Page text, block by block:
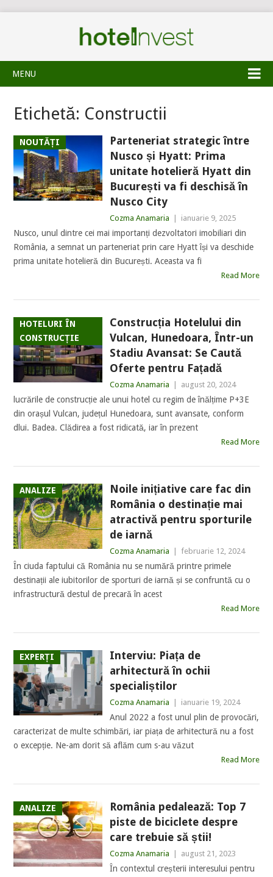
MENU
Etichetă: Constructii
NOUTĂȚI
Parteneriat strategic între
Nusco și Hyatt: Prima
unitate hotelieră Hyatt din
București va fi deschisă în
Nusco City
Cozma Anamaria ianuarie 9, 2025
Nusco, unul dintre cei mai importanți dezvoltatori imobiliari din
România, a semnat un parteneriat prin care Hyatt își va deschide
prima unitate hotelieră din București. Aceasta va fi
Read More
HOTELURI ÎN
CONSTRUCȚIE
Construcția Hotelului din
Vulcan, Hunedoara, Într-un
Stadiu Avansat: Se Caută
Oferte pentru Fațadă
Cozma Anamaria august 20, 2024
lucrările de construcție ale unui hotel cu regim de înălțime P+3E
din orașul Vulcan, județul Hunedoara, sunt avansate, conform
dlui. Badea. Clădirea a fost ridicată, iar în prezent
Read More
ANALIZE
Noile inițiative care fac din
România o destinație mai
atractivă pentru sporturile
de iarnă
Cozma Anamaria februarie 12, 2024
În ciuda faptului că România nu se numără printre primele
destinații ale iubitorilor de sporturi de iarnă și se confruntă cu o
infrastructură destul de precară în acest
Read More
EXPERȚI
Interviu: Piața de
arhitectură în ochii
specialiștilor
Cozma Anamaria ianuarie 19, 2024
Anul 2022 a fost unul plin de provocări,
caracterizat de multe schimbări, iar piața de arhitectură nu a fost
o excepție. Ne-am dorit să aflăm cum s-au văzut
Read More
ANALIZE
România pedalează: Top 7
piste de biciclete despre
care trebuie să știi!
Cozma Anamaria august 21, 2023
În contextul creșterii interesului pentru